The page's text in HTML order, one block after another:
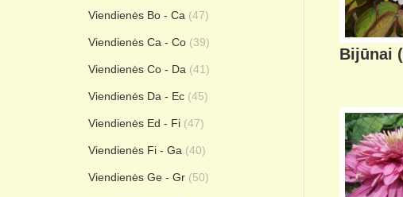
Bijūnai
Viendienės Bo - Ca (47)
Viendienės Ca - Co (39)
Viendienės Co - Da (41)
Viendienės Da - Ec (45)
Viendienės Ed - Fi (47)
Viendienės Fi - Ga (40)
Viendienės Ge - Gr (50)